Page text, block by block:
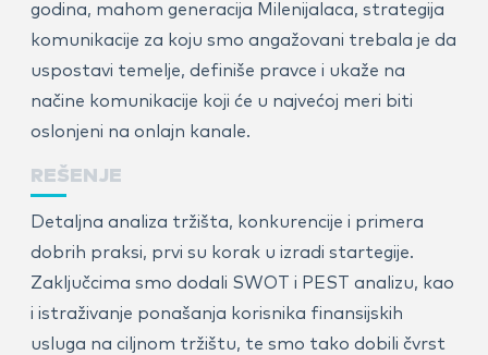
godina, mahom generacija Milenijalaca, strategija
komunikacije za koju smo angažovani trebala je da
uspostavi temelje, definiše pravce i ukaže na
načine komunikacije koji će u najvećoj meri biti
oslonjeni na onlajn kanale.
REŠENJE
Detaljna analiza tržišta, konkurencije i primera
dobrih praksi, prvi su korak u izradi startegije.
Zaključcima smo dodali SWOT i PEST analizu, kao
i istraživanje ponašanja korisnika finansijskih
usluga na ciljnom tržištu, te smo tako dobili čvrst